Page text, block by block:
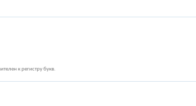
к регистру букв.